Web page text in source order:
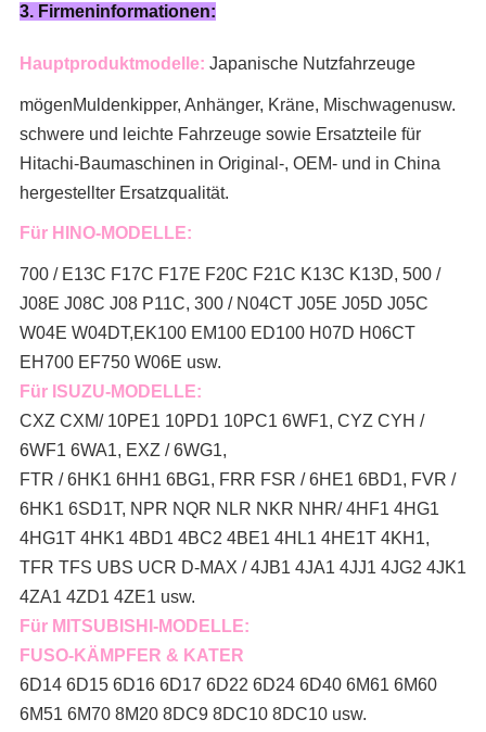
3. Firmeninformationen:
Hauptproduktmodelle: Japanische Nutzfahrzeuge
mögenMuldenkipper, Anhänger, Kräne, Mischwagenusw.
schwere und leichte Fahrzeuge sowie Ersatzteile für
Hitachi-Baumaschinen in Original-, OEM- und in China
hergestellter Ersatzqualität.
Für HINO-MODELLE:
700 / E13C F17C F17E F20C F21C K13C K13D, 500 /
J08E J08C J08 P11C, 300 / N04CT J05E J05D J05C
W04E W04DT,EK100 EM100 ED100 H07D H06CT
EH700 EF750 W06E usw.
Für ISUZU-MODELLE:
CXZ CXM/ 10PE1 10PD1 10PC1 6WF1, CYZ CYH /
6WF1 6WA1, EXZ / 6WG1,
FTR / 6HK1 6HH1 6BG1, FRR FSR / 6HE1 6BD1, FVR /
6HK1 6SD1T, NPR NQR NLR NKR NHR/ 4HF1 4HG1
4HG1T 4HK1 4BD1 4BC2 4BE1 4HL1 4HE1T 4KH1,
TFR TFS UBS UCR D-MAX / 4JB1 4JA1 4JJ1 4JG2 4JK1
4ZA1 4ZD1 4ZE1 usw.
Für MITSUBISHI-MODELLE:
FUSO-KÄMPFER & KATER
6D14 6D15 6D16 6D17 6D22 6D24 6D40 6M61 6M60
6M51 6M70 8M20 8DC9 8DC10 8DC10 usw.